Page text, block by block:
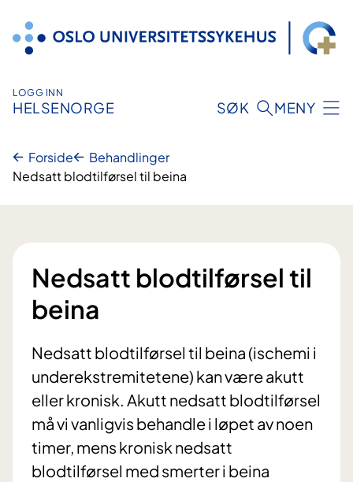
innhold
LOGG INN
HELSENORGE SØK MENY
Forside
Behandlinger
Nedsatt blodtilførsel til beina
Nedsatt blodtilførsel til
beina
Nedsatt blodtilførsel til beina (ischemi i
underekstremitetene) kan være akutt
eller kronisk. Akutt nedsatt blodtilførsel
må vi vanligvis behandle i løpet av noen
timer, mens kronisk nedsatt
blodtilførsel med smerter i beina